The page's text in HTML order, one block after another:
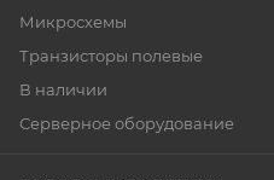
Микросхемы
Транзисторы полевые
В наличии
Серверное оборудование